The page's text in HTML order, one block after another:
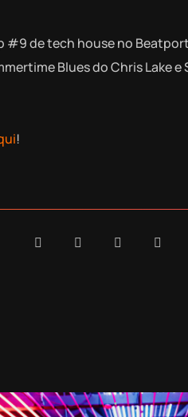
#9 de tech house no
Blues do Chris Lake e
!